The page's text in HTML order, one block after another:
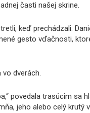
časti našej skrine.
keď prechádzali.
gesto vďačnosti,
vo dverách.
povedala trasúcim sa
jeho alebo celý krutý